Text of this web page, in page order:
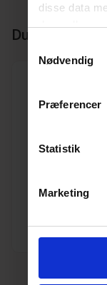
disse data
dem, eller
Nødvendig
Præferencer
Statistik
Marketing
Du skal
40x32 mm SP